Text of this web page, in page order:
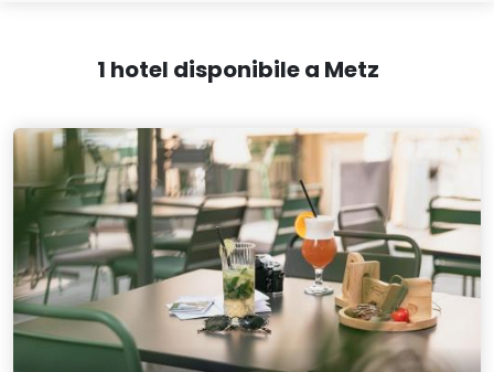
1 hotel disponibile a Metz